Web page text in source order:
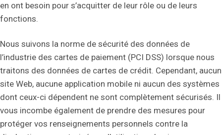
en ont besoin pour s’acquitter de leur rôle ou de leurs
fonctions.
Nous suivons la norme de sécurité des données de
l’industrie des cartes de paiement (PCI DSS) lorsque nous
traitons des données de cartes de crédit. Cependant, aucun
site Web, aucune application mobile ni aucun des systèmes
dont ceux-ci dépendent ne sont complètement sécurisés. Il
vous incombe également de prendre des mesures pour
protéger vos renseignements personnels contre la